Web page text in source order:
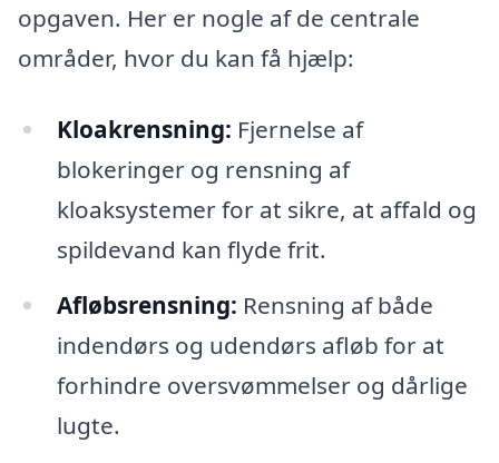
opgaven. Her er nogle af de centrale
områder, hvor du kan få hjælp:
Kloakrensning: Fjernelse af
blokeringer og rensning af
kloaksystemer for at sikre, at affald og
spildevand kan flyde frit.
Afløbsrensning: Rensning af både
indendørs og udendørs afløb for at
forhindre oversvømmelser og dårlige
lugte.